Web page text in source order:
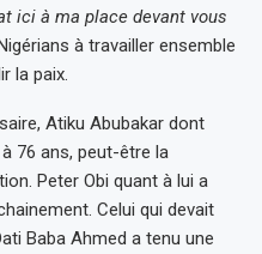
ici à ma place devant vous
à travailler ensemble
la paix.
Atiku Abubakar dont
76 ans, peut-être la
Peter Obi quant à lui a
Celui qui devait
Baba Ahmed a tenu une